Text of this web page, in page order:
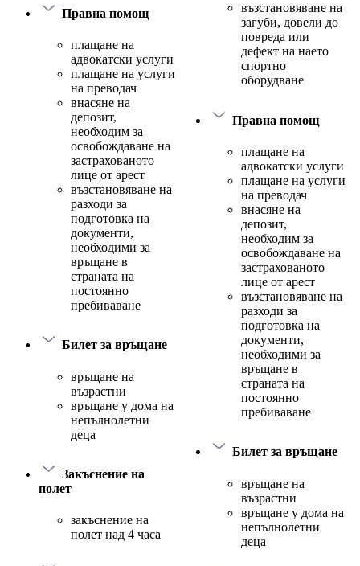
Правна помощ
плащане на
адвокатски услуги
плащане на услуги
на преводач
внасяне на
депозит,
необходим за
освобождаване на
застрахованото
лице от арест
възстановяване на
разходи за
подготовка на
документи,
необходими за
връщане в
страната на
постоянно
пребиваване
Билет за връщане
връщане на
възрастни
връщане у дома на
непълнолетни
деца
Закъснение на
полет
закъснение на
полет над 4 часа
възстановяване на
загуби, довели до
повреда или
дефект на наето
спортно
оборудване
Правна помощ
плащане на
адвокатски услуги
плащане на услуги
на преводач
внасяне на
депозит,
необходим за
освобождаване на
застрахованото
лице от арест
възстановяване на
разходи за
подготовка на
документи,
необходими за
връщане в
страната на
постоянно
пребиваване
Билет за връщане
връщане на
възрастни
връщане у дома на
непълнолетни
деца